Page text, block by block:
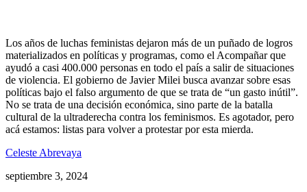
Los años de luchas feministas dejaron más de un puñado de logros
materializados en políticas y programas, como el Acompañar que
ayudó a casi 400.000 personas en todo el país a salir de situaciones
de violencia. El gobierno de Javier Milei busca avanzar sobre esas
políticas bajo el falso argumento de que se trata de “un gasto inútil”.
No se trata de una decisión económica, sino parte de la batalla
cultural de la ultraderecha contra los feminismos. Es agotador, pero
acá estamos: listas para volver a protestar por esta mierda.
Celeste Abrevaya
septiembre 3, 2024